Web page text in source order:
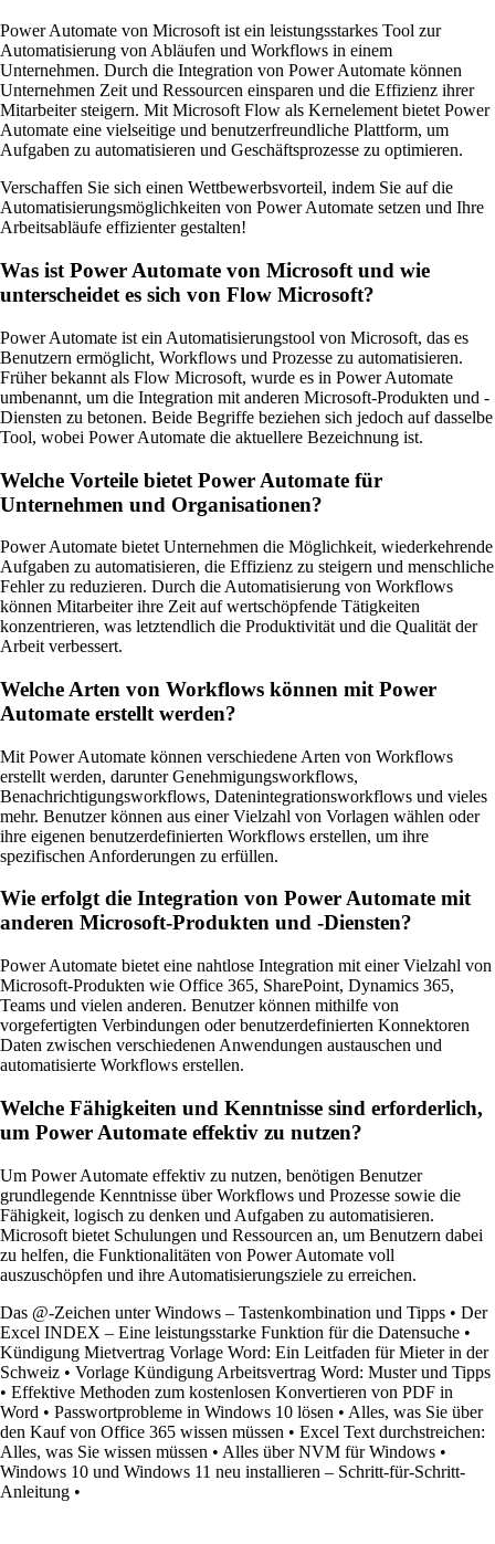
Power Automate von Microsoft ist ein leistungsstarkes Tool zur
Automatisierung von Abläufen und Workflows in einem
Unternehmen. Durch die Integration von Power Automate können
Unternehmen Zeit und Ressourcen einsparen und die Effizienz ihrer
Mitarbeiter steigern. Mit Microsoft Flow als Kernelement bietet Power
Automate eine vielseitige und benutzerfreundliche Plattform, um
Aufgaben zu automatisieren und Geschäftsprozesse zu optimieren.
Verschaffen Sie sich einen Wettbewerbsvorteil, indem Sie auf die
Automatisierungsmöglichkeiten von Power Automate setzen und Ihre
Arbeitsabläufe effizienter gestalten!
Was ist Power Automate von Microsoft und wie
unterscheidet es sich von Flow Microsoft?
Power Automate ist ein Automatisierungstool von Microsoft, das es
Benutzern ermöglicht, Workflows und Prozesse zu automatisieren.
Früher bekannt als Flow Microsoft, wurde es in Power Automate
umbenannt, um die Integration mit anderen Microsoft-Produkten und -
Diensten zu betonen. Beide Begriffe beziehen sich jedoch auf dasselbe
Tool, wobei Power Automate die aktuellere Bezeichnung ist.
Welche Vorteile bietet Power Automate für
Unternehmen und Organisationen?
Power Automate bietet Unternehmen die Möglichkeit, wiederkehrende
Aufgaben zu automatisieren, die Effizienz zu steigern und menschliche
Fehler zu reduzieren. Durch die Automatisierung von Workflows
können Mitarbeiter ihre Zeit auf wertschöpfende Tätigkeiten
konzentrieren, was letztendlich die Produktivität und die Qualität der
Arbeit verbessert.
Welche Arten von Workflows können mit Power
Automate erstellt werden?
Mit Power Automate können verschiedene Arten von Workflows
erstellt werden, darunter Genehmigungsworkflows,
Benachrichtigungsworkflows, Datenintegrationsworkflows und vieles
mehr. Benutzer können aus einer Vielzahl von Vorlagen wählen oder
ihre eigenen benutzerdefinierten Workflows erstellen, um ihre
spezifischen Anforderungen zu erfüllen.
Wie erfolgt die Integration von Power Automate mit
anderen Microsoft-Produkten und -Diensten?
Power Automate bietet eine nahtlose Integration mit einer Vielzahl von
Microsoft-Produkten wie Office 365, SharePoint, Dynamics 365,
Teams und vielen anderen. Benutzer können mithilfe von
vorgefertigten Verbindungen oder benutzerdefinierten Konnektoren
Daten zwischen verschiedenen Anwendungen austauschen und
automatisierte Workflows erstellen.
Welche Fähigkeiten und Kenntnisse sind erforderlich,
um Power Automate effektiv zu nutzen?
Um Power Automate effektiv zu nutzen, benötigen Benutzer
grundlegende Kenntnisse über Workflows und Prozesse sowie die
Fähigkeit, logisch zu denken und Aufgaben zu automatisieren.
Microsoft bietet Schulungen und Ressourcen an, um Benutzern dabei
zu helfen, die Funktionalitäten von Power Automate voll
auszuschöpfen und ihre Automatisierungsziele zu erreichen.
Das @-Zeichen unter Windows – Tastenkombination und Tipps • Der
Excel INDEX – Eine leistungsstarke Funktion für die Datensuche •
Kündigung Mietvertrag Vorlage Word: Ein Leitfaden für Mieter in der
Schweiz • Vorlage Kündigung Arbeitsvertrag Word: Muster und Tipps
• Effektive Methoden zum kostenlosen Konvertieren von PDF in
Word • Passwortprobleme in Windows 10 lösen • Alles, was Sie über
den Kauf von Office 365 wissen müssen • Excel Text durchstreichen:
Alles, was Sie wissen müssen • Alles über NVM für Windows •
Windows 10 und Windows 11 neu installieren – Schritt-für-Schritt-
Anleitung •